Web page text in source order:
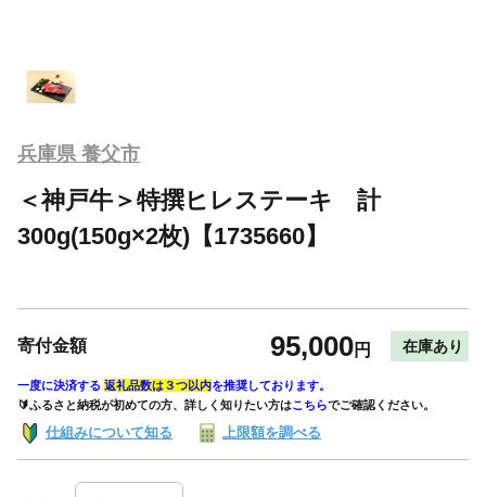
兵庫県 養父市
＜神戸牛＞特撰ヒレステーキ 計
300g(150g×2枚)【1735660】
寄付金額 95,000円 在庫あり
一度に決済する 返礼品数は３つ以内を推奨しております。
🔰ふるさと納税が初めての方、詳しく知りたい方はこちらでご確認ください。
仕組みについて知る 上限額を調べる